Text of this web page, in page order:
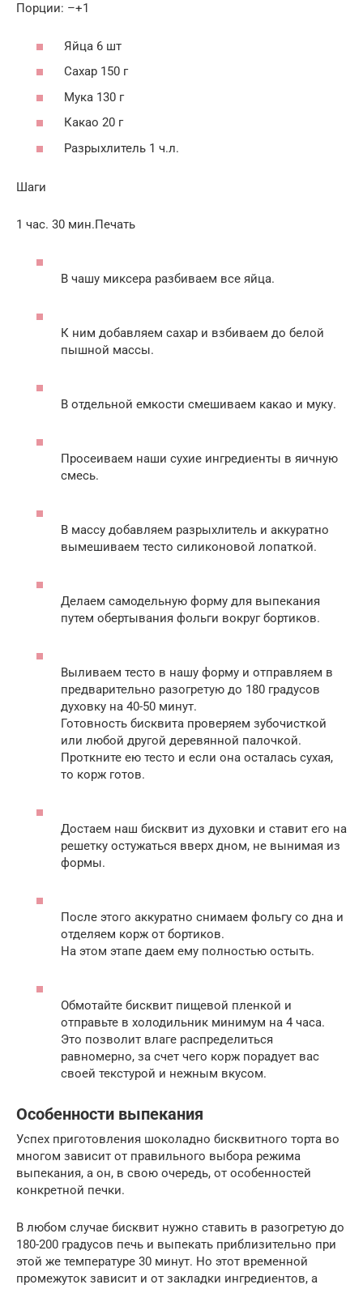
Порции: –+1
Яйца 6 шт
Сахар 150 г
Мука 130 г
Какао 20 г
Разрыхлитель 1 ч.л.
Шаги
1 час. 30 мин.Печать
В чашу миксера разбиваем все яйца.
К ним добавляем сахар и взбиваем до белой
пышной массы.
В отдельной емкости смешиваем какао и муку.
Просеиваем наши сухие ингредиенты в яичную
смесь.
В массу добавляем разрыхлитель и аккуратно
вымешиваем тесто силиконовой лопаткой.
Делаем самодельную форму для выпекания
путем обертывания фольги вокруг бортиков.
Выливаем тесто в нашу форму и отправляем в
предварительно разогретую до 180 градусов
духовку на 40-50 минут.
Готовность бисквита проверяем зубочисткой
или любой другой деревянной палочкой.
Проткните ею тесто и если она осталась сухая,
то корж готов.
Достаем наш бисквит из духовки и ставит его на
решетку остужаться вверх дном, не вынимая из
формы.
После этого аккуратно снимаем фольгу со дна и
отделяем корж от бортиков.
На этом этапе даем ему полностью остыть.
Обмотайте бисквит пищевой пленкой и
отправьте в холодильник минимум на 4 часа.
Это позволит влаге распределиться
равномерно, за счет чего корж порадует вас
своей текстурой и нежным вкусом.
Особенности выпекания
Успех приготовления шоколадно бисквитного торта во
многом зависит от правильного выбора режима
выпекания, а он, в свою очередь, от особенностей
конкретной печки.
В любом случае бисквит нужно ставить в разогретую до
180-200 градусов печь и выпекать приблизительно при
этой же температуре 30 минут. Но этот временной
промежуток зависит и от закладки ингредиентов, а